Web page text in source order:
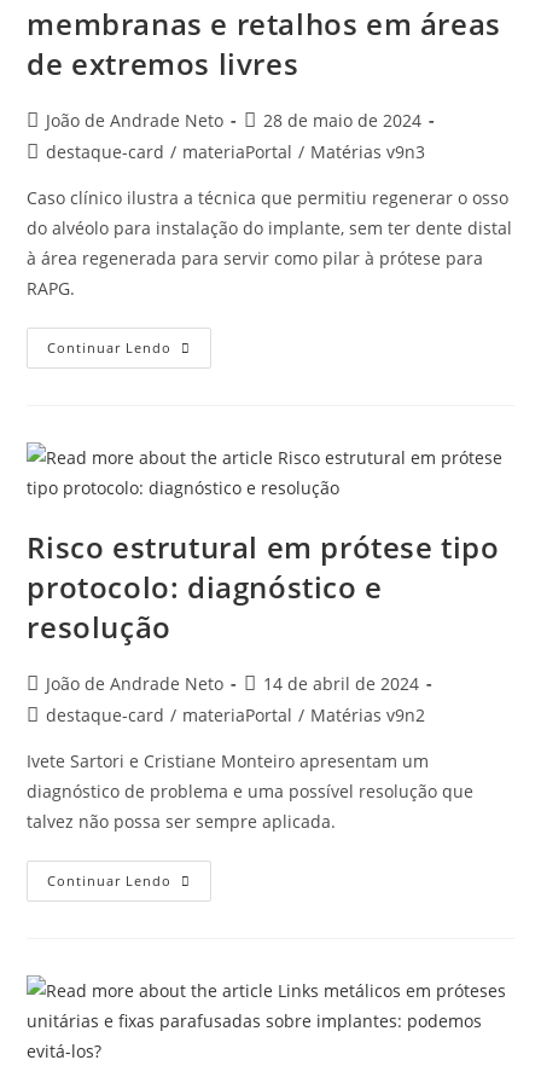
membranas e retalhos em áreas
de extremos livres
João de Andrade Neto
28 de maio de 2024
destaque-card / materiaPortal / Matérias v9n3
Caso clínico ilustra a técnica que permitiu regenerar o osso
do alvéolo para instalação do implante, sem ter dente distal
à área regenerada para servir como pilar à prótese para
RAPG.
Continuar Lendo
Risco estrutural em prótese tipo
protocolo: diagnóstico e
resolução
João de Andrade Neto
14 de abril de 2024
destaque-card / materiaPortal / Matérias v9n2
Ivete Sartori e Cristiane Monteiro apresentam um
diagnóstico de problema e uma possível resolução que
talvez não possa ser sempre aplicada.
Continuar Lendo